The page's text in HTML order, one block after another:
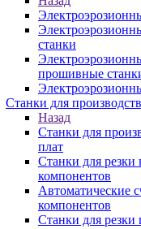
станки
прошивные
Станки для
Назад
Станки для
плат
Станки для резки
компонентов
Автоматические
компонентов
Станки для резки